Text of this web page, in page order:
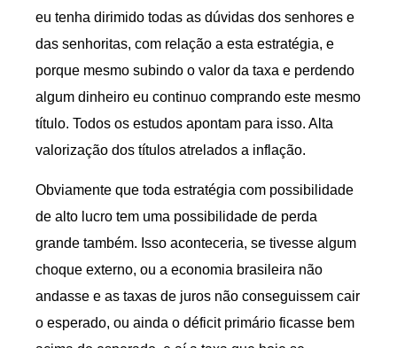
eu tenha dirimido todas as dúvidas dos senhores e
das senhoritas, com relação a esta estratégia, e
porque mesmo subindo o valor da taxa e perdendo
algum dinheiro eu continuo comprando este mesmo
título. Todos os estudos apontam para isso. Alta
valorização dos títulos atrelados a inflação.
Obviamente que toda estratégia com possibilidade
de alto lucro tem uma possibilidade de perda
grande também. Isso aconteceria, se tivesse algum
choque externo, ou a economia brasileira não
andasse e as taxas de juros não conseguissem cair
o esperado, ou ainda o déficit primário ficasse bem